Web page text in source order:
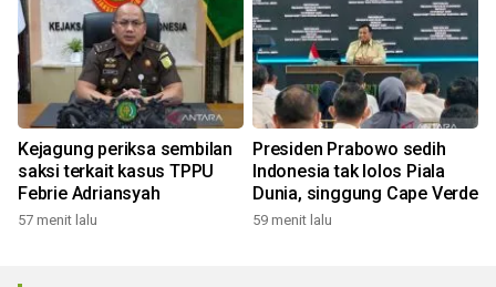
Kejagung periksa sembilan
saksi terkait kasus TPPU
Febrie Adriansyah
57 menit lalu
Presiden Prabowo sedih
Indonesia tak lolos Piala
Dunia, singgung Cape Verde
59 menit lalu